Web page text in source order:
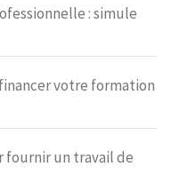
: simule
votre formation
fournir un travail de